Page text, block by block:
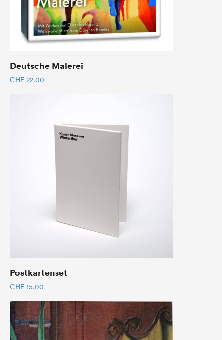
Deutsche Malerei
CHF 22.00
Postkartenset
CHF 15.00